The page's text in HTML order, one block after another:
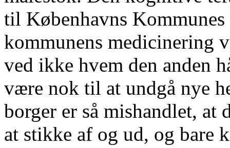
til Københavns
kommunens medicinering
ved ikke hvem den anden
være nok til at undgå nye
borger er så mishandlet, at
at stikke af og ud, og bare